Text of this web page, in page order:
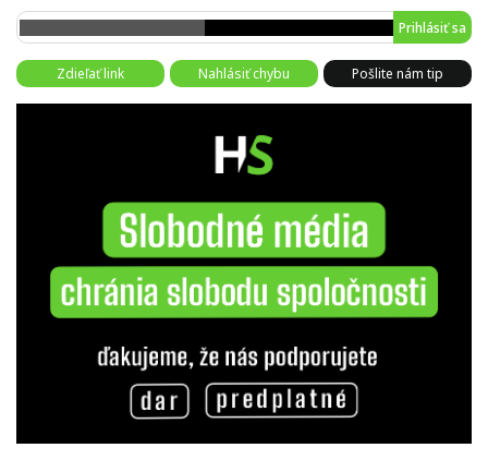
Prihlásiť sa
Zdieľať link Nahlásiť chybu Pošlite nám tip